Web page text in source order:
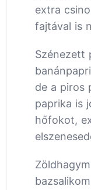
extra
fajtával is
Szénezett
de a piros
paprika is
hőfokot,